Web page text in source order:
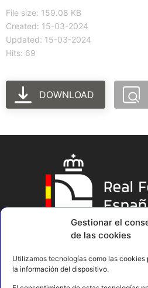
Gestionar el
de las cookies
Utilizamos tecnologías como las cookies
la información del dispositivo.
File size: 159.08 KB
Created: 15-03-2024
Updated: 15-03-2024
Hits: 69
DOWNLOAD